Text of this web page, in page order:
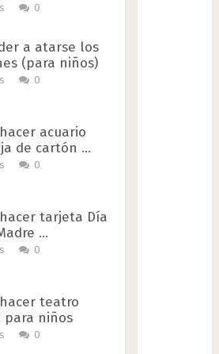
0
a atarse los
(para niños)
0
acuario
de cartón …
0
tarjeta Día
…
0
teatro
para niños
0